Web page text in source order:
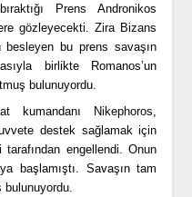
Prens Andronikos
gözleyecekti. Zira Bizans
besleyen bu prens savaşın
birlikte Romanos’un
bulunuyordu.
kumandanı Nikephoros,
destek sağlamak için
engellendi. Onun
başlamıştı. Savaşın tam